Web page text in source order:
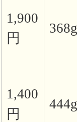
1,900
円
368g
1,400
円
444g